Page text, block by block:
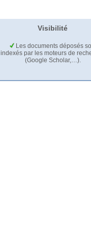
Visibilité
Les documents déposés
indexés par les moteurs de
(Google Scholar,…).